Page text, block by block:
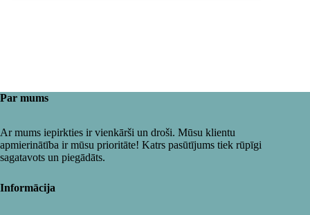
Par mums
Ar mums iepirkties ir vienkārši un droši. Mūsu klientu
apmierinātība ir mūsu prioritāte! Katrs pasūtījums tiek rūpīgi
sagatavots un piegādāts.
Informācija